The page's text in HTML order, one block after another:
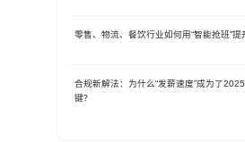
零售、物流、餐饮行业如何用“智能抢班”提
合规新解法：为什么“发薪速度”成为了
键？